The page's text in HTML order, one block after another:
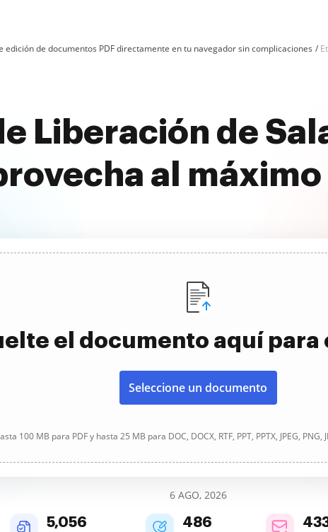
edición de documentos PDF directamente en tu navegador sin complicaciones
Liberación de
al
el documento aquí para
Seleccione un documento
100 MB para PDF y hasta 25 MB para DOC, DOCX, RTF, PPT, PPTX, JPEG, PNG,
6 AGO, 2026
5,057 486